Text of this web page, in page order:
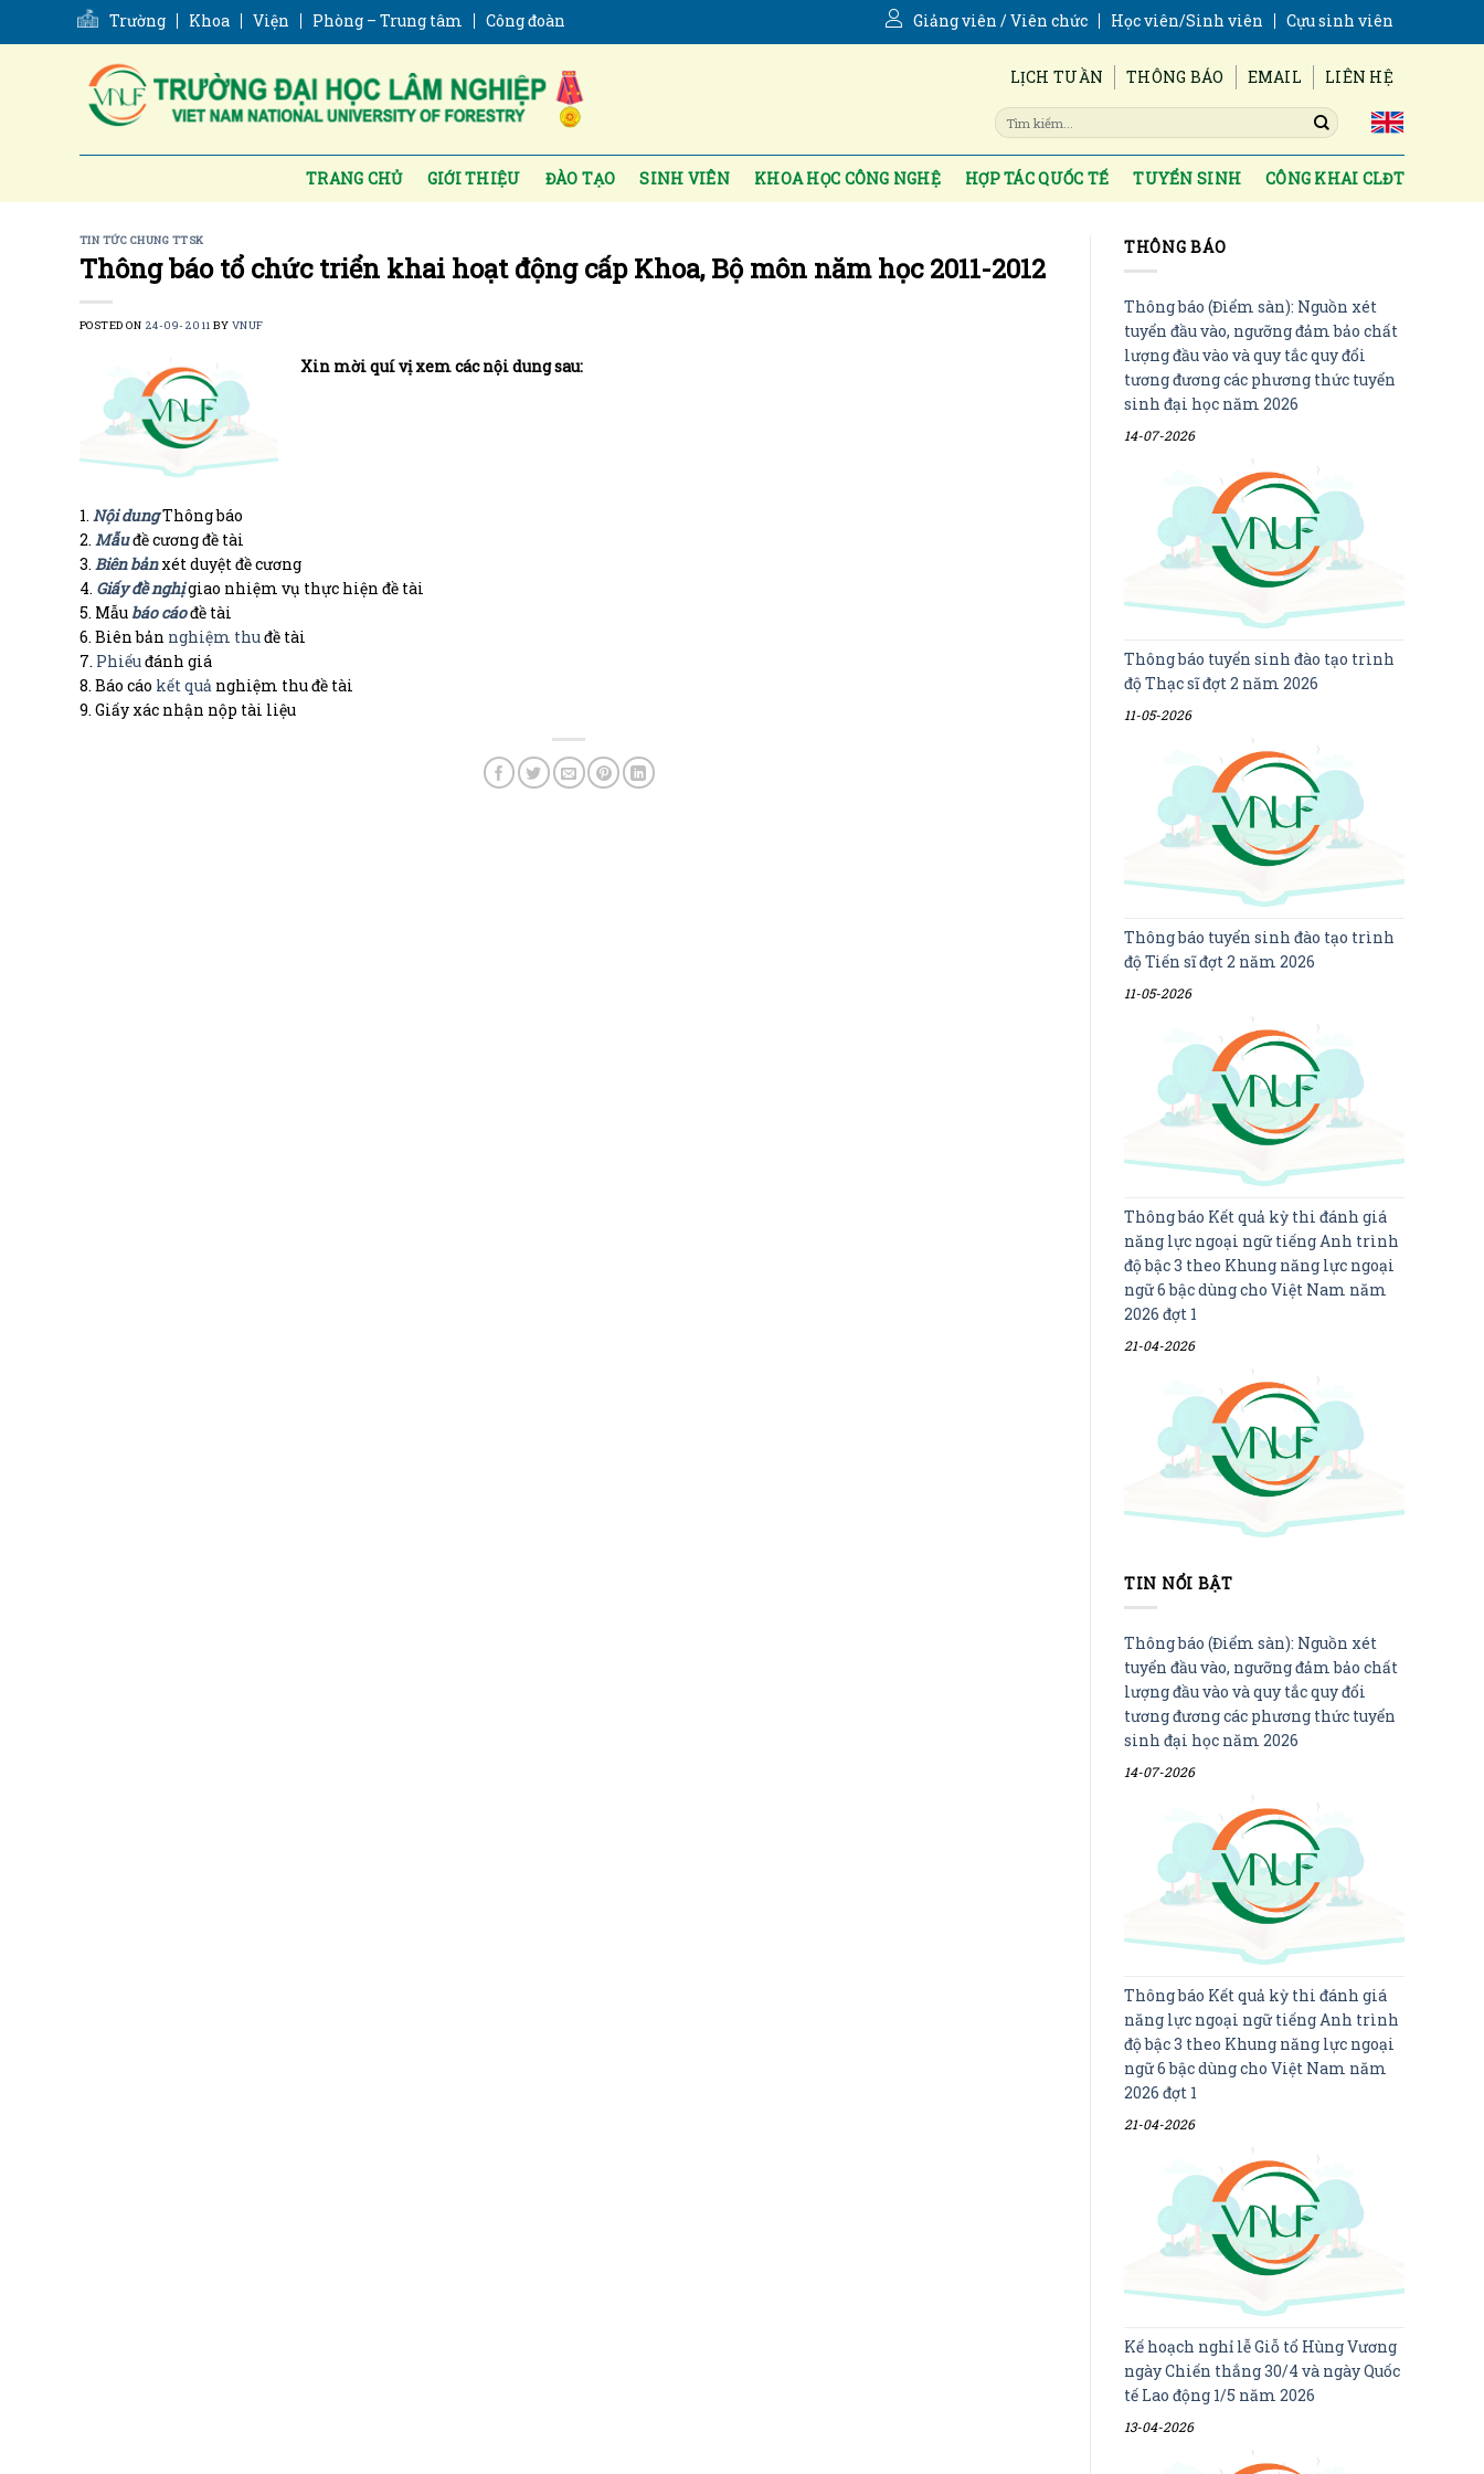
Trường Khoa Viện Phòng – Trung tâm Công đoàn Giảng viên / Viên chức Học viên/Sinh viên Cựu sinh viên
LỊCH TUẦN THÔNG BÁO EMAIL LIÊN HỆ
TRANG CHỦ GIỚI THIỆU ĐÀO TẠO SINH VIÊN KHOA HỌC CÔNG NGHỆ HỢP TÁC QUỐC TẾ TUYỂN SINH CÔNG KHAI CLĐT
TIN TỨC CHUNG TTSK
Thông báo tổ chức triển khai hoạt động cấp Khoa, Bộ môn năm học 2011-2012
POSTED ON 24-09-2011 BY VNUF
Xin mời quí vị xem các nội dung sau:
1. Nội dungThông báo
2. Mẫuđề cương đề tài
3. Biên bảnxét duyệt đề cương
4. Giấy đề nghịgiao nhiệm vụ thực hiện đề tài
5. Mẫu báo cáođề tài
6. Biên bản nghiệm thuđề tài
7. Phiếuđánh giá
8. Báo cáo kết quả nghiệm thu đề tài
9. Giấy xác nhận nộp tài liệu
THÔNG BÁO
Thông báo (Điểm sàn): Nguồn xét
tuyển đầu vào, ngưỡng đảm bảo chất
lượng đầu vào và quy tắc quy đổi
tương đương các phương thức tuyển
sinh đại học năm 2026
14-07-2026
Thông báo tuyển sinh đào tạo trình
độ Thạc sĩ đợt 2 năm 2026
11-05-2026
Thông báo tuyển sinh đào tạo trình
độ Tiến sĩ đợt 2 năm 2026
11-05-2026
Thông báo Kết quả kỳ thi đánh giá
năng lực ngoại ngữ tiếng Anh trình
độ bậc 3 theo Khung năng lực ngoại
ngữ 6 bậc dùng cho Việt Nam năm
2026 đợt 1
21-04-2026
TIN NỔI BẬT
Thông báo (Điểm sàn): Nguồn xét
tuyển đầu vào, ngưỡng đảm bảo chất
lượng đầu vào và quy tắc quy đổi
tương đương các phương thức tuyển
sinh đại học năm 2026
14-07-2026
Thông báo Kết quả kỳ thi đánh giá
năng lực ngoại ngữ tiếng Anh trình
độ bậc 3 theo Khung năng lực ngoại
ngữ 6 bậc dùng cho Việt Nam năm
2026 đợt 1
21-04-2026
Kế hoạch nghỉ lễ Giỗ tổ Hùng Vương
ngày Chiến thắng 30/4 và ngày Quốc
tế Lao động 1/5 năm 2026
13-04-2026